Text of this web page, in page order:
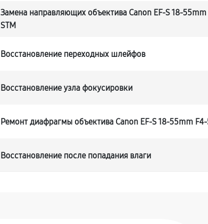
Замена направляющих объектива Canon EF-S 18-55mm
STM
Восстановление переходных шлейфов
Восстановление узла фокусировки
Ремонт диафрагмы объектива Canon EF-S 18-55mm F4-
Восстановление после попадания влаги